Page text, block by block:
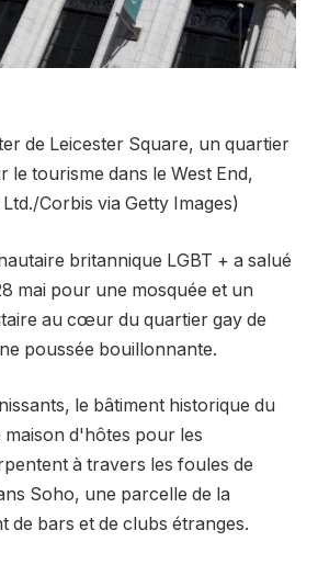
de Leicester Square, un quartier
le tourisme dans le West End,
Corbis via Getty Images)
britannique LGBT + a salué
mai pour une mosquée et un
au cœur du quartier gay de
poussée bouillonnante.
le bâtiment historique du
d'hôtes pour les
à travers les foules de
Soho, une parcelle de la
de bars et de clubs étranges.